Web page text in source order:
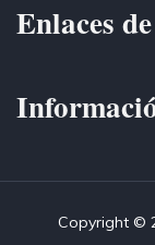
Enlaces
Copyright ©